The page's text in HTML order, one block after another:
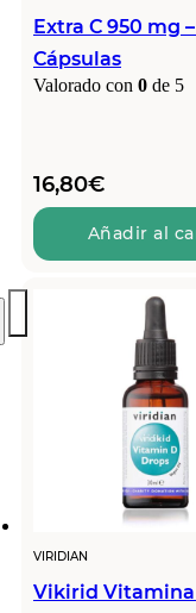
Extra C 950 mg
Cápsulas
Valorado con 0 de 5
16,80€
Añadir al
VIRIDIAN
Vikirid Vitamina